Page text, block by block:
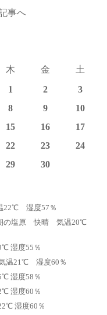
事へ
木 金
土
1
2
3
8 9
10
15 16
17
22 23
24
29 30
22℃ 湿度57％
の塩原 快晴 気温20℃
湿度55％
温21℃ 湿度60％
湿度58％
湿度60％
湿度60％